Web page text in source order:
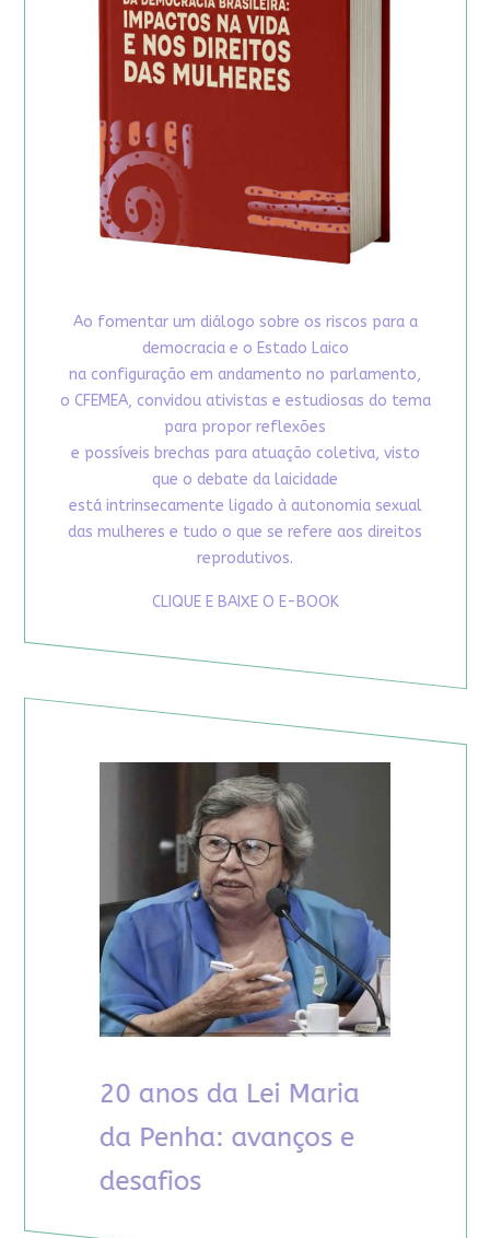
Ao fomentar um diálogo sobre os riscos para a
democracia e o Estado Laico
na configuração em andamento no parlamento,
o CFEMEA, convidou ativistas e estudiosas do tema
para propor reflexões
e possíveis brechas para atuação coletiva, visto
que o debate da laicidade
está intrinsecamente ligado à autonomia sexual
das mulheres e tudo o que se refere aos direitos
reprodutivos.
CLIQUE E BAIXE O E-BOOK